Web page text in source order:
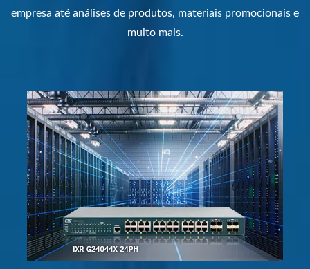
empresa até análises de produtos, materiais promocionais e
muito mais.